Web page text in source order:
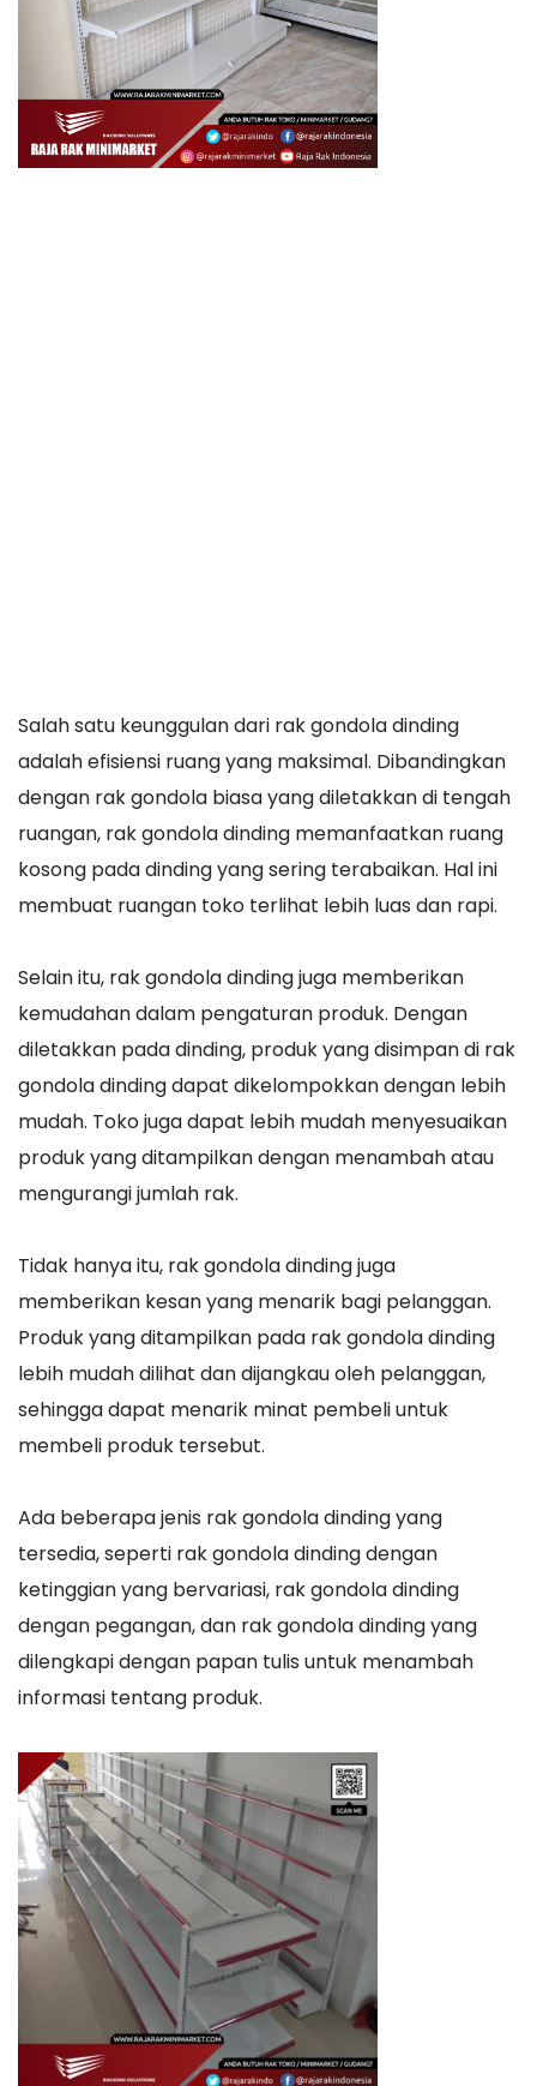
Salah satu keunggulan dari rak gondola dinding
adalah efisiensi ruang yang maksimal. Dibandingkan
dengan rak gondola biasa yang diletakkan di tengah
ruangan, rak gondola dinding memanfaatkan ruang
kosong pada dinding yang sering terabaikan. Hal ini
membuat ruangan toko terlihat lebih luas dan rapi.
Selain itu, rak gondola dinding juga memberikan
kemudahan dalam pengaturan produk. Dengan
diletakkan pada dinding, produk yang disimpan di rak
gondola dinding dapat dikelompokkan dengan lebih
mudah. Toko juga dapat lebih mudah menyesuaikan
produk yang ditampilkan dengan menambah atau
mengurangi jumlah rak.
Tidak hanya itu, rak gondola dinding juga
memberikan kesan yang menarik bagi pelanggan.
Produk yang ditampilkan pada rak gondola dinding
lebih mudah dilihat dan dijangkau oleh pelanggan,
sehingga dapat menarik minat pembeli untuk
membeli produk tersebut.
Ada beberapa jenis rak gondola dinding yang
tersedia, seperti rak gondola dinding dengan
ketinggian yang bervariasi, rak gondola dinding
dengan pegangan, dan rak gondola dinding yang
dilengkapi dengan papan tulis untuk menambah
informasi tentang produk.